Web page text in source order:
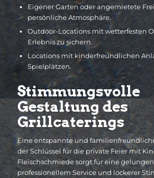
Eigener Garten oder angemietete
persönliche Atmosphäre.
Outdoor-Locations mit wetterfesten
Erlebnis zu sichern.
Locations mit kinderfreundlichen
Spielplätzen.
Stimmungsvolle
Gestaltung des
Grillcaterings
Eine entspannte und
der Schlüssel für die private Feier mit
Fleischschmiede sorgt für eine
professionellem Service und lockerer